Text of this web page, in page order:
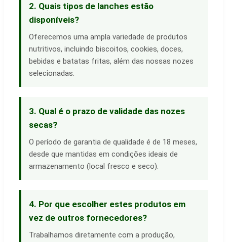
2. Quais tipos de lanches estão
disponíveis?
Oferecemos uma ampla variedade de produtos
nutritivos, incluindo biscoitos, cookies, doces,
bebidas e batatas fritas, além das nossas nozes
selecionadas.
3. Qual é o prazo de validade das nozes
secas?
O período de garantia de qualidade é de 18 meses,
desde que mantidas em condições ideais de
armazenamento (local fresco e seco).
4. Por que escolher estes produtos em
vez de outros fornecedores?
Trabalhamos diretamente com a produção,